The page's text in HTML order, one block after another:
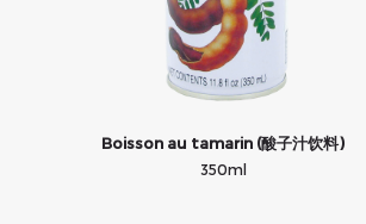
Boisson au tamarin (酸子汁饮料)
350ml